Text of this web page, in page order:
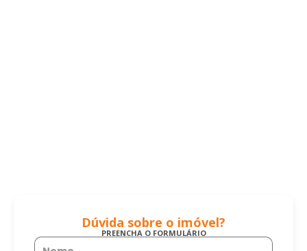
Dúvida sobre o imóvel?
PREENCHA O FORMULÁRIO
Nome